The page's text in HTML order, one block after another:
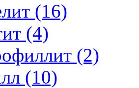
(16)
(4)
(2)
(10)